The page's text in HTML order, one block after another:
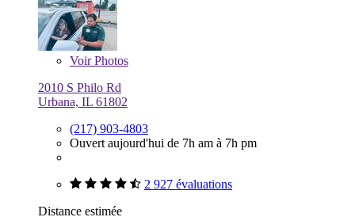
VoirPhotos
2010 S Philo Rd
Urbana, IL 61802
(217) 903-4803
Ouvert aujourd'hui de 7h am à 7h pm
2 927 évaluations
Distance estimée